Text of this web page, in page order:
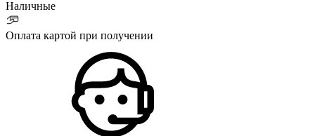
Наличные
Оплата картой при получении